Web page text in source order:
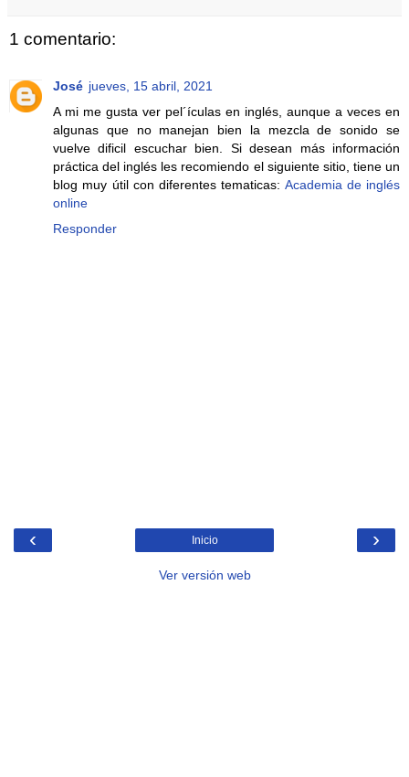
1 comentario:
José jueves, 15 abril, 2021
A mi me gusta ver pel´ículas en inglés, aunque a veces en
algunas que no manejan bien la mezcla de sonido se
vuelve dificil escuchar bien. Si desean más información
práctica del inglés les recomiendo el siguiente sitio, tiene un
blog muy útil con diferentes tematicas: Academia de inglés
online
Responder
‹ ›
Inicio
Ver versión web